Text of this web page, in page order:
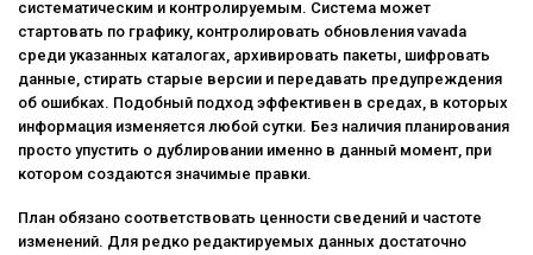
систематическим и контролируемым. Система может
стартовать по графику, контролировать обновления vavada
среди указанных каталогах, архивировать пакеты, шифровать
данные, стирать старые версии и передавать предупреждения
об ошибках. Подобный подход эффективен в средах, в которых
информация изменяется любой сутки. Без наличия планирования
просто упустить о дублировании именно в данный момент, при
котором создаются значимые правки.
План обязано соответствовать ценности сведений и частоте
изменений. Для редко редактируемых данных достаточно